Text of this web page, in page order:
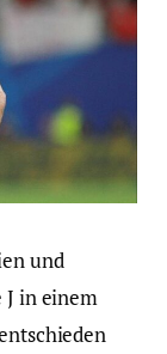
und
J in einem